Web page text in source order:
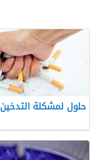
حلول لمشكلة التدخين